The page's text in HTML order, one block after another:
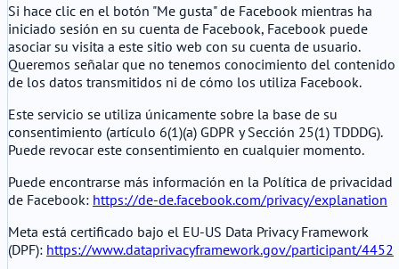
Si hace clic en el botón "Me gusta" de Facebook mientras ha
iniciado sesión en su cuenta de Facebook, Facebook puede
asociar su visita a este sitio web con su cuenta de usuario.
Queremos señalar que no tenemos conocimiento del contenido
de los datos transmitidos ni de cómo los utiliza Facebook.
Este servicio se utiliza únicamente sobre la base de su
consentimiento (artículo 6(1)(a) GDPR y Sección 25(1) TDDDG).
Puede revocar este consentimiento en cualquier momento.
Puede encontrarse más información en la Política de privacidad
de Facebook: https://de-de.facebook.com/privacy/explanation
Meta está certificado bajo el EU-US Data Privacy Framework
(DPF): https://www.dataprivacyframework.gov/participant/4452